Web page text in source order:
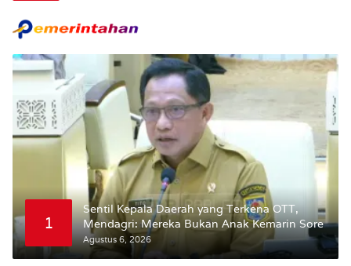
1
Sentil Kepala Daerah yang Terkena OTT,
Mendagri: Mereka Bukan Anak Kemarin Sore
Agustus 6, 2026